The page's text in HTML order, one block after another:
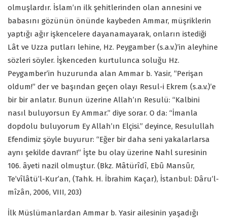
olmuşlardır. İslam’ın ilk şehitlerinden olan annesini ve
babasını gözünün önünde kaybeden Ammar, müşriklerin
yaptığı ağır işkencelere dayanamayarak, onların istediği
Lât ve Uzza putları lehine, Hz. Peygamber (s.a.v.)’in aleyhine
sözleri söyler. İşkenceden kurtulunca soluğu Hz.
Peygamber’in huzurunda alan Ammar b. Yasir, “Perişan
oldum!” der ve başından geçen olayı Resul-i Ekrem (s.a.v.)’e
bir bir anlatır. Bunun üzerine Allah’ın Resulü: “Kalbini
nasıl buluyorsun Ey Ammar.” diye sorar. O da: “İmanla
dopdolu buluyorum Ey Allah’ın Elçisi.” deyince, Resulullah
Efendimiz şöyle buyurur: “Eğer bir daha seni yakalarlarsa
aynı şekilde davran!” İşte bu olay üzerine Nahl suresinin
106. âyeti nazil olmuştur. (Bkz. Mâtürîdî, Ebû Mansûr,
Te’vîlâtü’l-Kur’an, (Tahk. H. İbrahim Kaçar), İstanbul: Dâru’l-
mîzân, 2006, VIII, 203)
İlk Müslümanlardan Ammar b. Yasir ailesinin yaşadığı